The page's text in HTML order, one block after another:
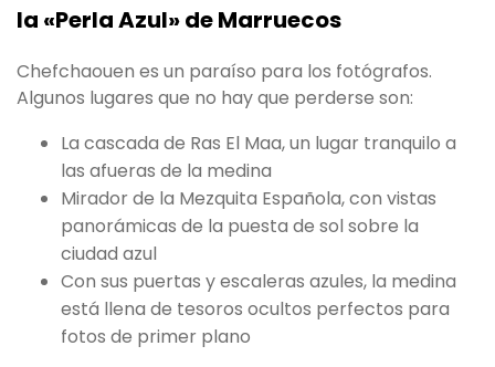
la «Perla Azul» de Marruecos
Chefchaouen es un paraíso para los fotógrafos.
Algunos lugares que no hay que perderse son:
La cascada de Ras El Maa, un lugar tranquilo a
las afueras de la medina
Mirador de la Mezquita Española, con vistas
panorámicas de la puesta de sol sobre la
ciudad azul
Con sus puertas y escaleras azules, la medina
está llena de tesoros ocultos perfectos para
fotos de primer plano